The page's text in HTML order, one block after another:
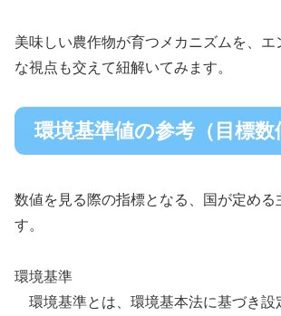
美味しい農作物が育つメカニズムを、エ
な視点も交えて紐解いてみます。
環境基準値の参考（目標数
数値を見る際の指標となる、国が定める
す。
環境基準
環境基準とは、環境基本法に基づき設